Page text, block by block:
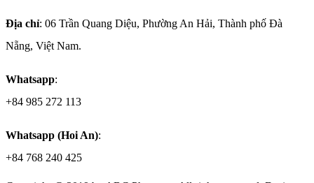
Địa chỉ: 06 Trần Quang Diệu, Phường An Hải, Thành phố Đà
Nẵng, Việt Nam.
Whatsapp:
+84 985 272 113
Whatsapp (Hoi An):
+84 768 240 425